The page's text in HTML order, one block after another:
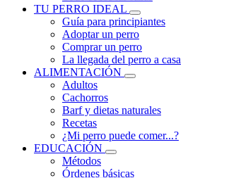
TU PERRO IDEAL
Guía para principiantes
Adoptar un perro
Comprar un perro
La llegada del perro a casa
ALIMENTACIÓN
Adultos
Cachorros
Barf y dietas naturales
Recetas
¿Mi perro puede comer...?
EDUCACIÓN
Métodos
Órdenes básicas